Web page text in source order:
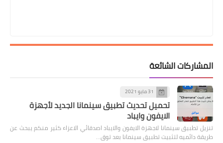
المشاركات الشائعة
31 مايو 2021
تحميل تحديث تطبيق سينمانا الجديد لأجهزة
الايفون وايباد
تنزيل تطبيق سينمانا لاجهزة الايفون والايباد اصدقائي الاعزاء كثير منكم يبحث عن
طريقة دائميه لتثبيت تطبيق سينمانا بعد توق…